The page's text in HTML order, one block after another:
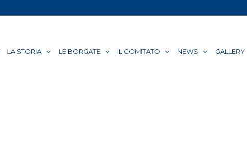
LA STORIA LE BORGATE IL COMITATO NEWS GALLERY